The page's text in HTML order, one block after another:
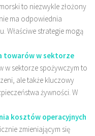
to niezwykle złożony
ma odpowiednia
Właściwe strategie mogą
towarów w sektorze
w sektorze spożywczym to
ale także kluczowy
żywności. W
kosztów operacyjnych
zmieniającym się